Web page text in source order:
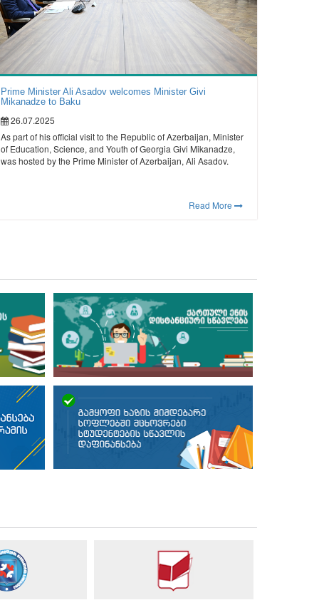
Prime Minister Ali Asadov welcomes Minister Givi
Mikanadze to Baku
26.07.2025
As part of his official visit to the Republic of Azerbaijan, Minister
of Education, Science, and Youth of Georgia Givi Mikanadze,
was hosted by the Prime Minister of Azerbaijan, Ali Asadov.
Read More